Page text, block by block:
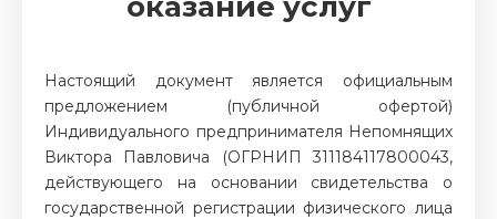
Настоящий документ является официальным
предложением (публичной офертой)
Индивидуального предпринимателя Непомнящих
Виктора Павловича (ОГРНИП 311184117800043,
действующего на основании свидетельства о
государственной регистрации физического лица